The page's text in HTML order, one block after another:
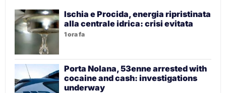
Ischia e Procida, energia ripristinata
alla centrale idrica: crisi evitata
1 ora fa
Porta Nolana, 53enne arrested with
cocaine and cash: investigations
underway